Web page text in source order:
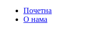
Почетна
О нама